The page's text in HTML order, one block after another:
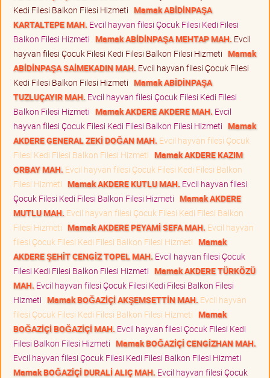
Kedi Filesi Balkon Filesi Hizmeti Mamak ABİDİNPAŞA
KARTALTEPE MAH. Evcil hayvan filesi Çocuk Filesi Kedi Filesi
Balkon Filesi Hizmeti Mamak ABİDİNPAŞA MEHTAP MAH. Evcil
hayvan filesi Çocuk Filesi Kedi Filesi Balkon Filesi Hizmeti Mamak
ABİDİNPAŞA SAİMEKADIN MAH. Evcil hayvan filesi Çocuk Filesi
Kedi Filesi Balkon Filesi Hizmeti Mamak ABİDİNPAŞA
TUZLUÇAYIR MAH. Evcil hayvan filesi Çocuk Filesi Kedi Filesi
Balkon Filesi Hizmeti Mamak AKDERE AKDERE MAH. Evcil
hayvan filesi Çocuk Filesi Kedi Filesi Balkon Filesi Hizmeti Mamak
AKDERE GENERAL ZEKİ DOĞAN MAH. Evcil hayvan filesi Çocuk
Filesi Kedi Filesi Balkon Filesi Hizmeti Mamak AKDERE KAZIM
ORBAY MAH. Evcil hayvan filesi Çocuk Filesi Kedi Filesi Balkon
Filesi Hizmeti Mamak AKDERE KUTLU MAH. Evcil hayvan filesi
Çocuk Filesi Kedi Filesi Balkon Filesi Hizmeti Mamak AKDERE
MUTLU MAH. Evcil hayvan filesi Çocuk Filesi Kedi Filesi Balkon
Filesi Hizmeti Mamak AKDERE PEYAMİ SEFA MAH. Evcil hayvan
filesi Çocuk Filesi Kedi Filesi Balkon Filesi Hizmeti Mamak
AKDERE ŞEHİT CENGİZ TOPEL MAH. Evcil hayvan filesi Çocuk
Filesi Kedi Filesi Balkon Filesi Hizmeti Mamak AKDERE TÜRKÖZÜ
MAH. Evcil hayvan filesi Çocuk Filesi Kedi Filesi Balkon Filesi
Hizmeti Mamak BOĞAZİÇİ AKŞEMSETTİN MAH. Evcil hayvan
filesi Çocuk Filesi Kedi Filesi Balkon Filesi Hizmeti Mamak
BOĞAZİÇİ BOĞAZİÇİ MAH. Evcil hayvan filesi Çocuk Filesi Kedi
Filesi Balkon Filesi Hizmeti Mamak BOĞAZİÇİ CENGİZHAN MAH.
Evcil hayvan filesi Çocuk Filesi Kedi Filesi Balkon Filesi Hizmeti
Mamak BOĞAZİÇİ DURALİ ALIÇ MAH. Evcil hayvan filesi Çocuk